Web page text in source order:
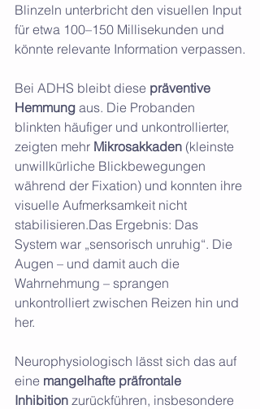
Blinzeln unterbricht den visuellen Input
für etwa 100–150 Millisekunden und
könnte relevante Information verpassen.
Bei ADHS bleibt diese präventive
Hemmung aus. Die Probanden
blinkten häufiger und unkontrollierter,
zeigten mehr Mikrosakkaden (kleinste
unwillkürliche Blickbewegungen
während der Fixation) und konnten ihre
visuelle Aufmerksamkeit nicht
stabilisieren.Das Ergebnis: Das
System war „sensorisch unruhig“. Die
Augen – und damit auch die
Wahrnehmung – sprangen
unkontrolliert zwischen Reizen hin und
her.
Neurophysiologisch lässt sich das auf
eine mangelhafte präfrontale
Inhibition zurückführen, insbesondere